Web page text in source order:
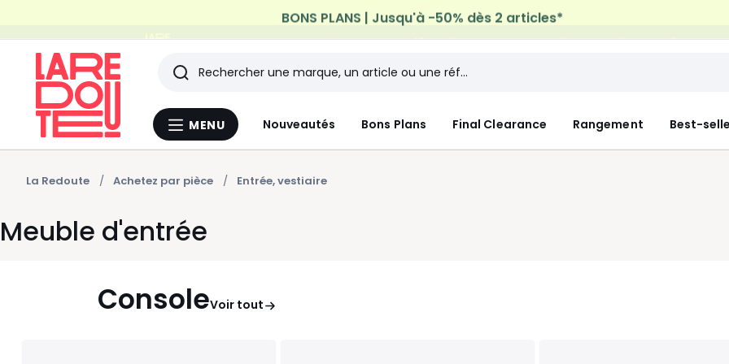
Profitez de la livraison à domicile offerte*sur tous vos achats Mode & Maison
Menu
MENU Nouveautés Bons Plans Final Clearance Rangement Best-
Rechercher
Les
derniers
articles
consultés
La Redoute Achetez par pièce Entrée, vestiaire
Meuble d'entrée
ConsoleVoir tout